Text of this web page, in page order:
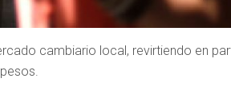
cambiario local, revirtiendo en